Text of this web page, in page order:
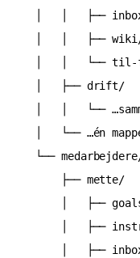
│   │   ├──
│   │   ├──
│   │   └──
│   ├── drift/
│   │   └──
│   └── …én
└──
├── mette/
│   ├──
│   ├──
│   ├──